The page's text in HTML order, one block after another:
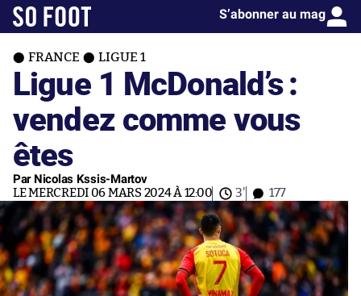
S’abonner au mag
FRANCE LIGUE 1
Ligue 1 McDonald’s :
vendez comme vous
êtes
Par Nicolas Kssis-Martov
LE MERCREDI 06 MARS 2024 À 12:00 3' 177